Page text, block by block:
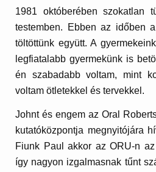
1981 októberében szokatlan
testemben. Ebben az időben
töltöttünk együtt. A
legfiatalabb gyermekünk is
én szabadabb voltam, mint
voltam ötletekkel és tervekkel.
Johnt és engem az Oral
kutatóközpontja megnyitójára
Fiunk Paul akkor az ORU-n
így nagyon izgalmasnak tűnt